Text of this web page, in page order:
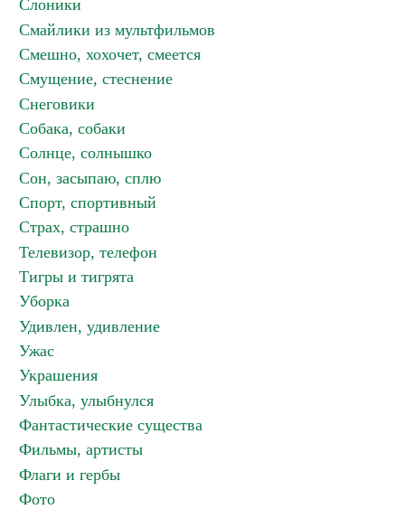
Слоники
Смайлики из мультфильмов
Смешно, хохочет, смеется
Смущение, стеснение
Снеговики
Собака, собаки
Солнце, солнышко
Сон, засыпаю, сплю
Спорт, спортивный
Страх, страшно
Телевизор, телефон
Тигры и тигрята
Уборка
Удивлен, удивление
Ужас
Украшения
Улыбка, улыбнулся
Фантастические существа
Фильмы, артисты
Флаги и гербы
Фото